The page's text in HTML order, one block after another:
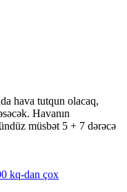
hava tutqun olacaq,
Havanın
müsbət 5 + 7 dərəcə